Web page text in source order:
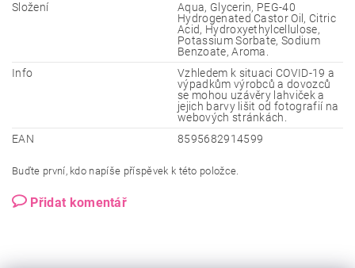
Složení
Aqua, Glycerin, PEG-40
Hydrogenated Castor Oil, Citric
Acid, Hydroxyethylcellulose,
Potassium Sorbate, Sodium
Benzoate, Aroma.
Info
Vzhledem k situaci COVID-19 a
výpadkům výrobců a dovozců
se mohou uzávěry lahviček a
jejich barvy lišit od fotografií na
webových stránkách.
EAN
8595682914599
Buďte první, kdo napíše příspěvek k této položce.
Přidat komentář